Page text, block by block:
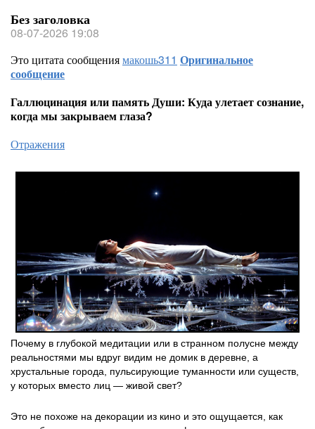
Без заголовка
08-07-2026 19:08
Это цитата сообщениямакошь311 Оригинальное
сообщение
Галлюцинация или память Души: Куда улетает сознание,
когда мы закрываем глаза?
Отражения
Почему в глубокой медитации или в странном полусне между
реальностями мы вдруг видим не домик в деревне, а
хрустальные города, пульсирующие туманности или существ,
у которых вместо лиц — живой свет?
Это не похоже на декорации из кино и это ощущается, как